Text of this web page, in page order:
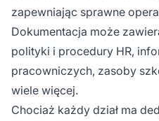
zapewniając sprawne
Dokumentacja może
polityki i procedury HR,
pracowniczych, zasoby
wiele więcej.
Chociaż każdy dział ma